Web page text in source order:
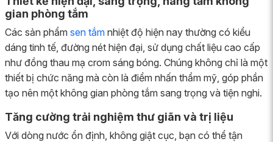
gian phòng tắm
Các sản phẩm sen tắm nhiệt độ hiện nay thường có kiểu
dáng tinh tế, đường nét hiện đại, sử dụng chất liệu cao cấp
như đồng thau mạ crom sáng bóng. Chúng không chỉ là một
thiết bị chức năng mà còn là điểm nhấn thẩm mỹ, góp phần
tạo nên một không gian phòng tắm sang trọng và tiện nghi.
Tăng cường trải nghiệm thư giãn và trị liệu
Với dòng nước ổn định, không giật cục, bạn có thể tận